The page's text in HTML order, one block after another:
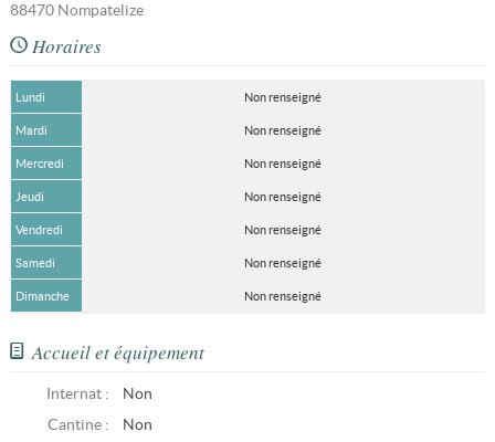
88470 Nompatelize
Horaires
Lundi Non renseigné
Mardi Non renseigné
Mercredi Non renseigné
Jeudi Non renseigné
Vendredi Non renseigné
Samedi Non renseigné
Dimanche Non renseigné
Accueil et équipement
Internat :
Non
Cantine :
Non